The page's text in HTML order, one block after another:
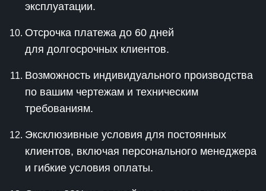
эксплуатации.
Отсрочка платежа до 60 дней
для долгосрочных клиентов.
Возможность индивидуального производства
по вашим чертежам и техническим
требованиям.
Эксклюзивные условия для постоянных
клиентов, включая персонального менеджера
и гибкие условия оплаты.